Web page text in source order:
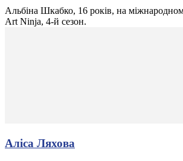
Альбіна Шкабко, 16 років, на
Art Ninja, 4-й сезон.
Аліса Ляхова